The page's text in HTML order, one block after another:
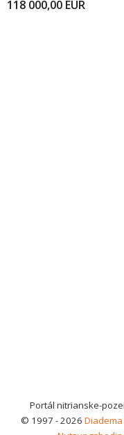
118 000,00 EUR
Portál nitrianske-
© 1997 - 2026